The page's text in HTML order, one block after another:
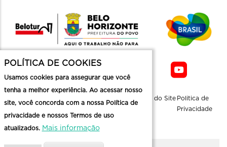
Mapa do Site Politica de
Privacidade
POLÍTICA DE COOKIES
Usamos cookies para assegurar que você
tenha a melhor experiência. Ao acessar nosso
site, você concorda com a nossa Política de
privacidade e nossos Termos de uso
atualizados. Mais informação